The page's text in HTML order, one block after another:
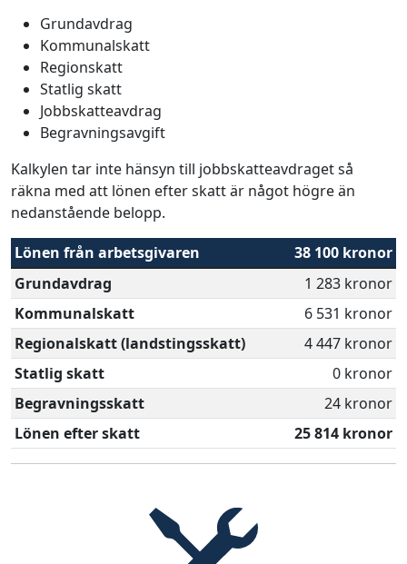
Grundavdrag
Kommunalskatt
Regionskatt
Statlig skatt
Jobbskatteavdrag
Begravningsavgift
Kalkylen tar inte hänsyn till jobbskatteavdraget så
räkna med att lönen efter skatt är något högre än
nedanstående belopp.
Lönen från arbetsgivaren
38 100 kronor
Grundavdrag
1 283 kronor
Kommunalskatt
6 531 kronor
Regionalskatt (landstingsskatt)
4 447 kronor
Statlig skatt
0 kronor
Begravningsskatt
24 kronor
Lönen efter skatt
25 814 kronor